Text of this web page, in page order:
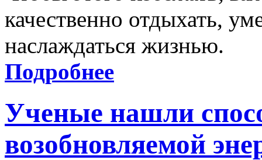
качественно отдыхать,
наслаждаться жизнью.
Подробнее
Ученые нашли
возобновляемой